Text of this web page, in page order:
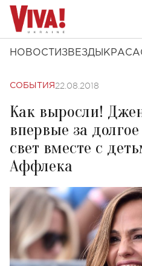
НОВОСТИ ЗВЕЗДЫ КРАСА
СОБЫТИЯ 22.08.2018
Как выросли!
впервые за
свет вместе с
Аффлека